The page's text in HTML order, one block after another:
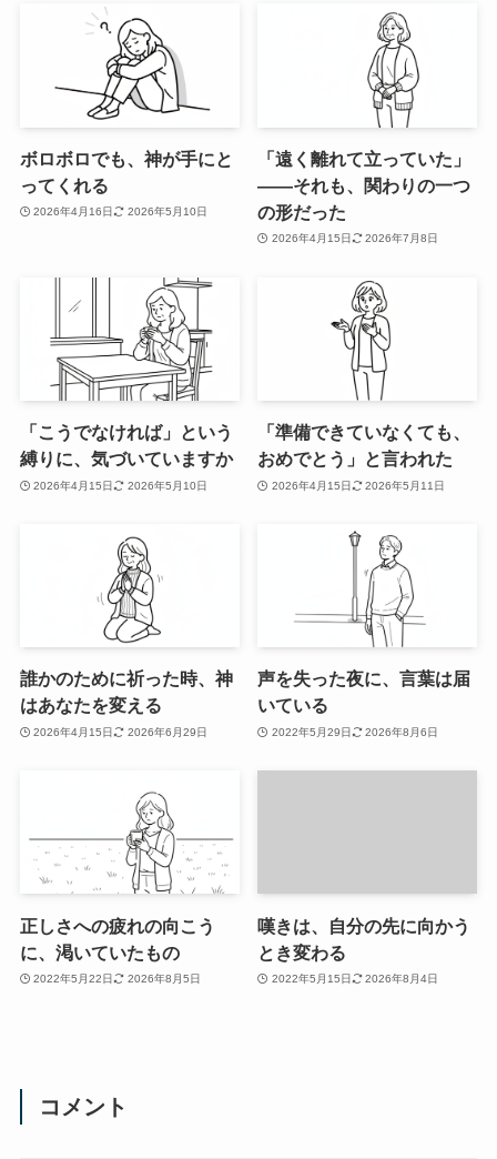
ボロボロでも、神が手にと
ってくれる
2026年4月16日 2026年5月10日
「遠く離れて立っていた」
——それも、関わりの一つ
の形だった
2026年4月15日 2026年7月8日
「こうでなければ」という
縛りに、気づいていますか
2026年4月15日 2026年5月10日
「準備できていなくても、
おめでとう」と言われた
2026年4月15日 2026年5月11日
誰かのために祈った時、神
はあなたを変える
2026年4月15日 2026年6月29日
声を失った夜に、言葉は届
いている
2022年5月29日 2026年8月6日
正しさへの疲れの向こう
に、渇いていたもの
2022年5月22日 2026年8月5日
嘆きは、自分の先に向かう
とき変わる
2022年5月15日 2026年8月4日
コメント